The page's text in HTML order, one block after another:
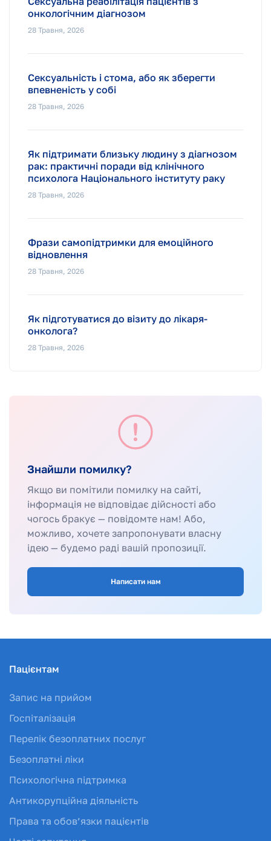
онкологічним діагнозом
28 Травня, 2026
Сексуальність і стома, або як зберегти
впевненість у собі
28 Травня, 2026
Як підтримати близьку людину з діагнозом
рак: практичні поради від клінічного
психолога Національного інституту раку
28 Травня, 2026
Фрази самопідтримки для емоційного
відновлення
28 Травня, 2026
Як підготуватися до візиту до лікаря-
онколога?
28 Травня, 2026
Знайшли помилку?
Якщо ви помітили помилку на сайті,
інформація не відповідає дійсності або
чогось бракує — повідомте нам! Або,
можливо, хочете запропонувати власну
ідею — будемо раді вашій пропозиції.
Написати нам
Пацієнтам
Запис на прийом
Госпіталізація
Перелік безоплатних послуг
Безоплатні ліки
Психологічна підтримка
Антикорупційна діяльність
Права та обов’язки пацієнтів